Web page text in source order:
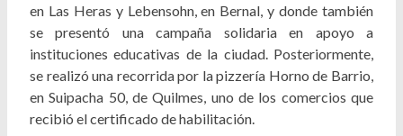
en Las Heras y Lebensohn, en Bernal, y donde también
se presentó una campaña solidaria en apoyo a
instituciones educativas de la ciudad. Posteriormente,
se realizó una recorrida por la pizzería Horno de Barrio,
en Suipacha 50, de Quilmes, uno de los comercios que
recibió el certificado de habilitación.